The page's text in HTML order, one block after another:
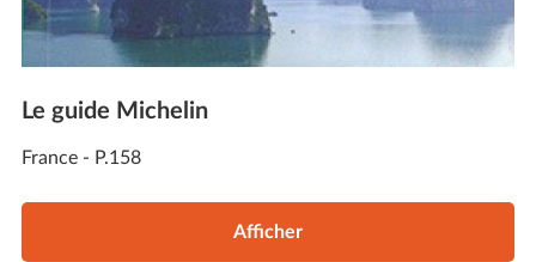
Le guide Michelin
France - P.158
Afficher